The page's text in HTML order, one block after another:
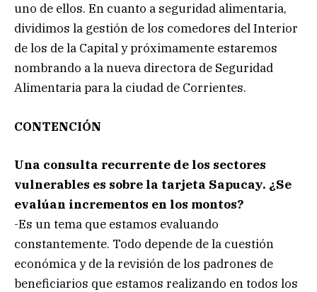
uno de ellos. En cuanto a seguridad alimentaria,
dividimos la gestión de los comedores del Interior
de los de la Capital y próximamente estaremos
nombrando a la nueva directora de Seguridad
Alimentaria para la ciudad de Corrientes.
CONTENCIÓN
Una consulta recurrente de los sectores
vulnerables es sobre la tarjeta Sapucay. ¿Se
evalúan incrementos en los montos?
-Es un tema que estamos evaluando
constantemente. Todo depende de la cuestión
económica y de la revisión de los padrones de
beneficiarios que estamos realizando en todos los